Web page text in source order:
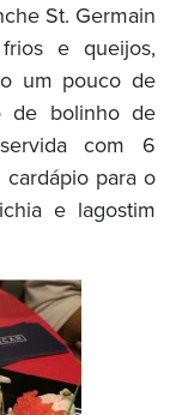
St. Germain
e queijos,
um pouco de
de bolinho de
com 6
para o
e lagostim